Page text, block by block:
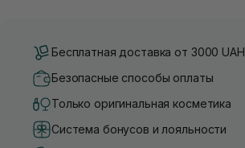
Бесплатная доставка от 3000 UAH
Безопасные способы оплаты
Только оригинальная косметика
Система бонусов и лояльности